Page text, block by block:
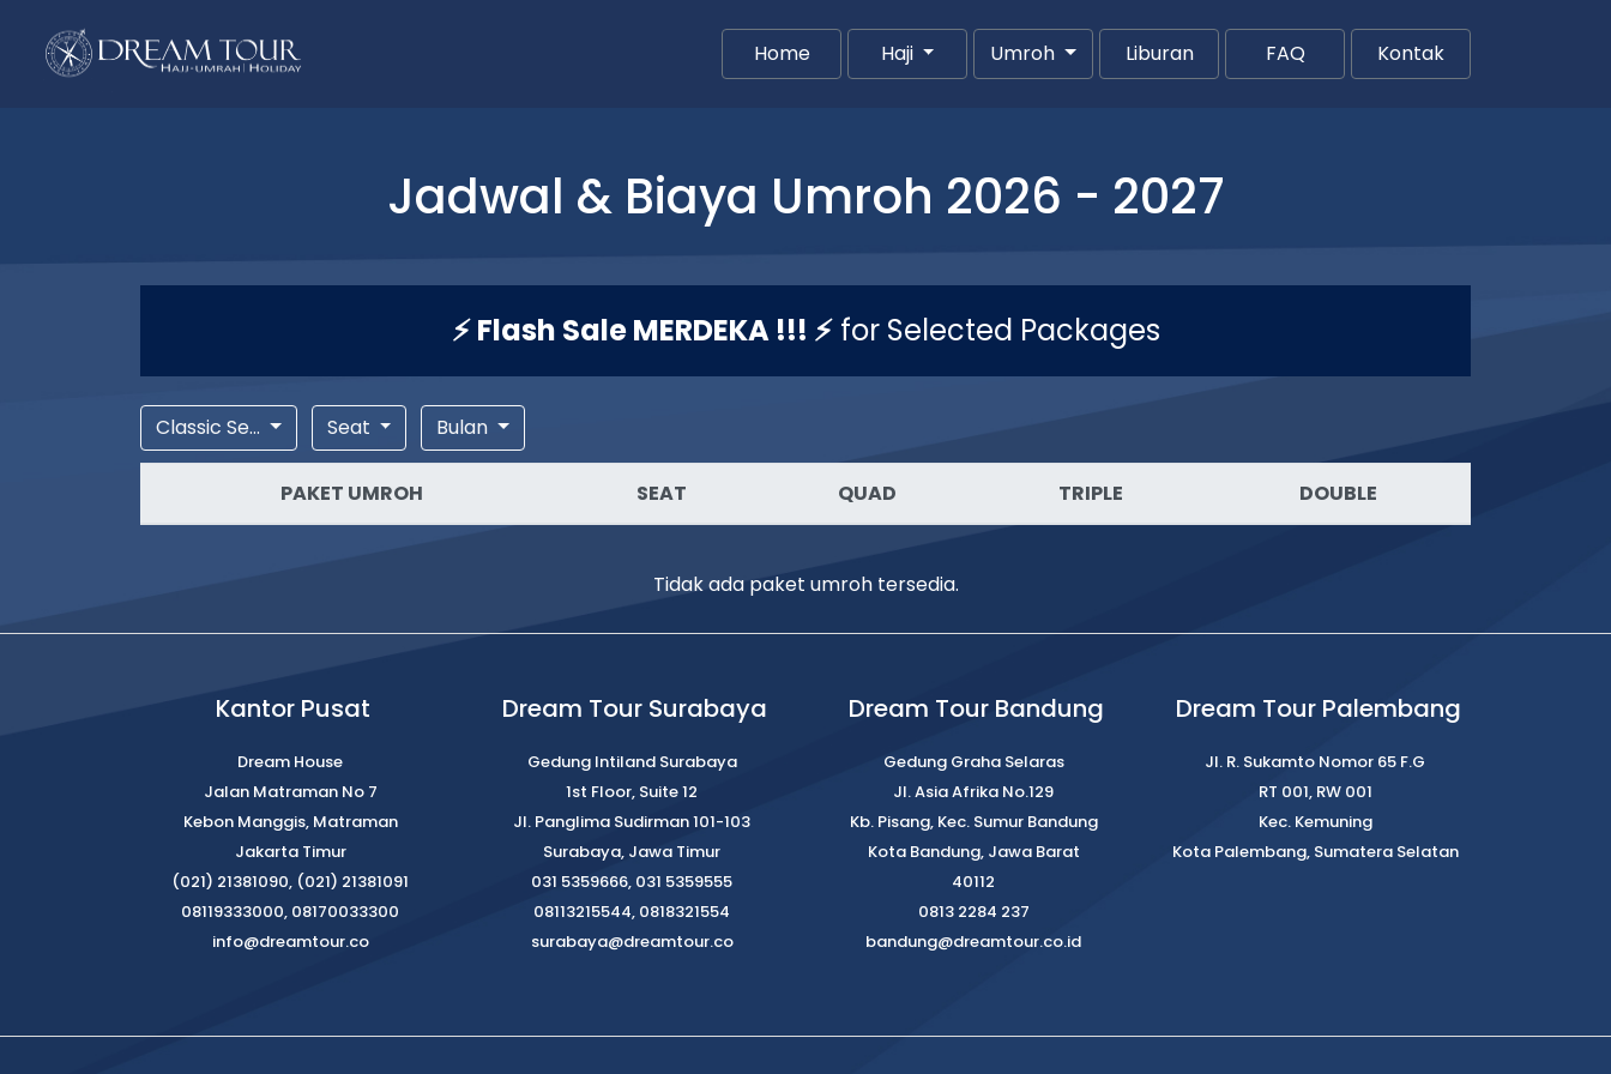
Home(current)Haji Umroh Liburan FAQ Kontak
Jadwal & Biaya Umroh 2026 - 2027
⚡ Flash Sale MERDEKA !!! ⚡for Selected Packages
Classic Se... Seat Bulan
PAKET UMROH SEAT QUAD TRIPLE DOUBLE
Tidak ada paket umroh tersedia.
Kantor Pusat
Dream House
Jalan Matraman No 7
Kebon Manggis, Matraman
Jakarta Timur
(021) 21381090, (021) 21381091
08119333000, 08170033300
info@dreamtour.co
Dream Tour Surabaya
Gedung Intiland Surabaya
1st Floor, Suite 12
Jl. Panglima Sudirman 101-103
Surabaya, Jawa Timur
031 5359666, 031 5359555
08113215544, 0818321554
surabaya@dreamtour.co
Dream Tour Bandung
Gedung Graha Selaras
Jl. Asia Afrika No.129
Kb. Pisang, Kec. Sumur Bandung
Kota Bandung, Jawa Barat
40112
0813 2284 237
bandung@dreamtour.co.id
Dream Tour Palembang
Jl. R. Sukamto Nomor 65 F.G
RT 001, RW 001
Kec. Kemuning
Kota Palembang, Sumatera Selatan